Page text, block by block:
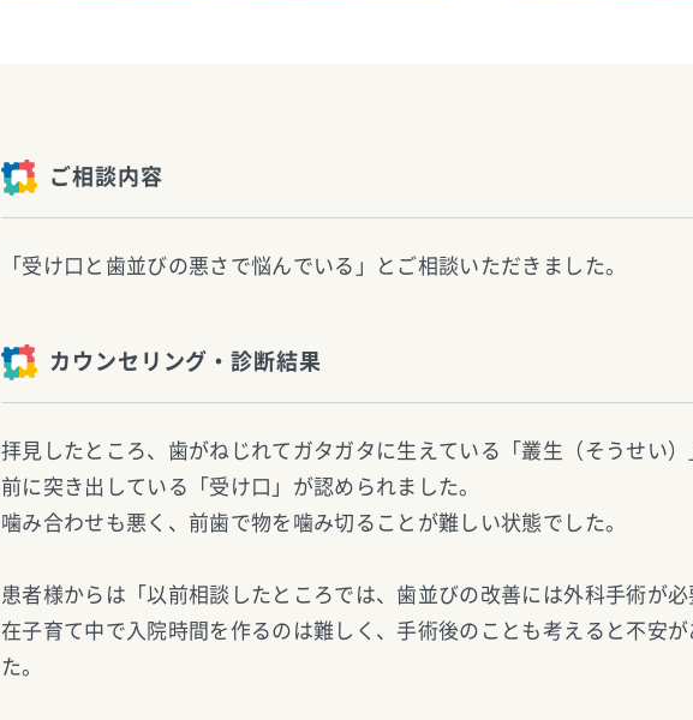
ご相談内容
「受け口と歯並びの悪さで悩んでいる」とご相談いただきました。
カウンセリング・診断結果
拝見したところ、歯がねじれてガタガタに生えている「叢生（そうせい
前に突き出している「受け口」が認められました。
噛み合わせも悪く、前歯で物を噛み切ることが難しい状態でした。
患者様からは「以前相談したところでは、歯並びの改善には外科手術が
在子育て中で入院時間を作るのは難しく、手術後のことも考えると不安
た。